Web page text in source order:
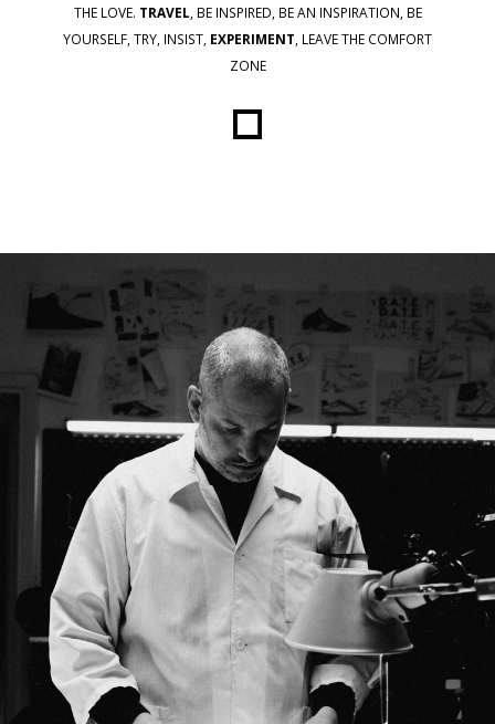
THE LOVE. TRAVEL, BE INSPIRED, BE AN INSPIRATION, BE
YOURSELF, TRY, INSIST, EXPERIMENT, LEAVE THE COMFORT
ZONE